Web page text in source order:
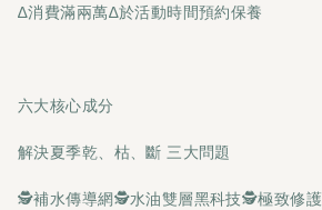
∆消費滿兩萬∆於活動時間預約保養
六大核心成分
解決夏季乾、枯、斷 三大問題
🕵️補水傳導網🕵️水油雙層黑科技🕵️極致修護